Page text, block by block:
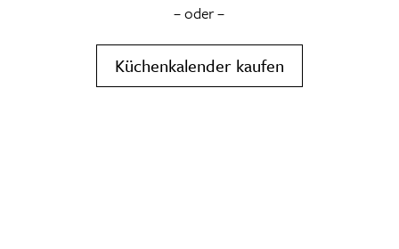
– oder –
Küchenkalender kaufen